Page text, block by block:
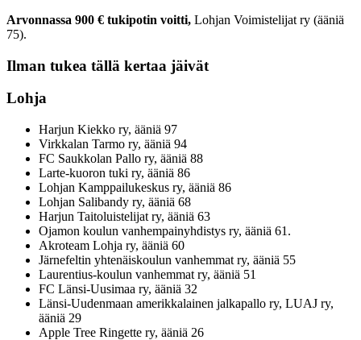
Arvonnassa 900 € tukipotin voitti, Lohjan Voimistelijat ry (ääniä
75).
Ilman tukea tällä kertaa jäivät
Lohja
Harjun Kiekko ry, ääniä 97
Virkkalan Tarmo ry, ääniä 94
FC Saukkolan Pallo ry, ääniä 88
Larte-kuoron tuki ry, ääniä 86
Lohjan Kamppailukeskus ry, ääniä 86
Lohjan Salibandy ry, ääniä 68
Harjun Taitoluistelijat ry, ääniä 63
Ojamon koulun vanhempainyhdistys ry, ääniä 61.
Akroteam Lohja ry, ääniä 60
Järnefeltin yhtenäiskoulun vanhemmat ry, ääniä 55
Laurentius-koulun vanhemmat ry, ääniä 51
FC Länsi-Uusimaa ry, ääniä 32
Länsi-Uudenmaan amerikkalainen jalkapallo ry, LUAJ ry,
ääniä 29
Apple Tree Ringette ry, ääniä 26